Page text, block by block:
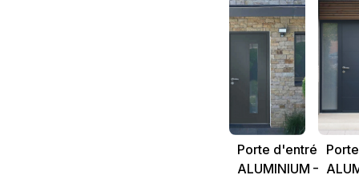
Porte d'entrée
ALUMINIUM –